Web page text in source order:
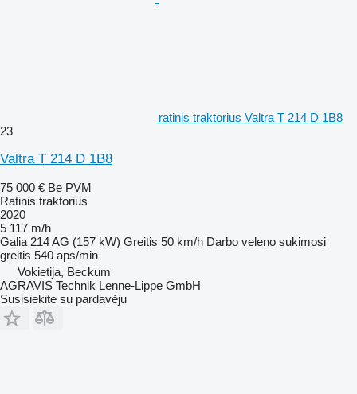
ratinis traktorius Valtra T 214 D 1B8
23
Valtra T 214 D 1B8
75 000 € Be PVM
Ratinis traktorius
2020
5 117 m/h
Galia 214 AG (157 kW) Greitis 50 km/h Darbo veleno sukimosi
greitis 540 aps/min
Vokietija, Beckum
AGRAVIS Technik Lenne-Lippe GmbH
Susisiekite su pardavėju